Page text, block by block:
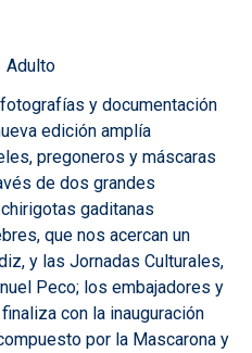
Adulto
y documentación
edición amplía
pregoneros y máscaras
de dos grandes
gaditanas
que nos acercan un
y las Jornadas Culturales,
Peco; los embajadores y
con la inauguración
por la Mascarona y